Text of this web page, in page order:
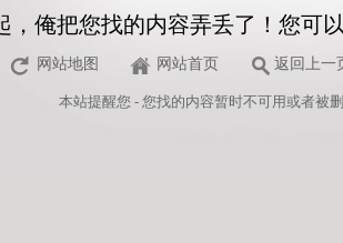
，俺把您找的内容弄丢了！您可
网站地图 网站首页 返回上一
本站提醒您 - 您找的内容暂时不可用或者被删